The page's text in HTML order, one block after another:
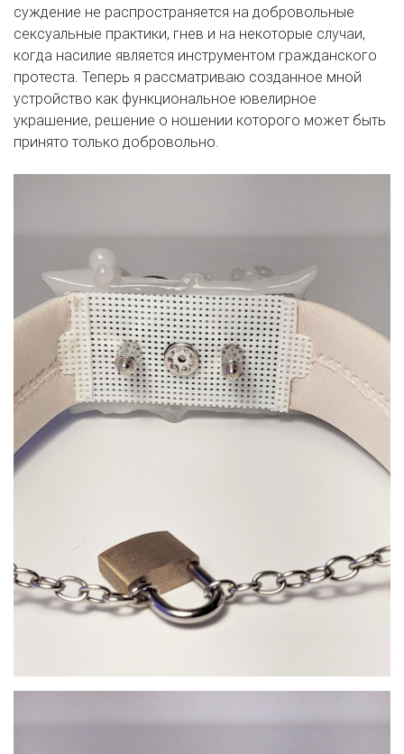
суждение не распространяется на добровольные
сексуальные практики, гнев и на некоторые случаи,
когда насилие является инструментом гражданского
протеста. Теперь я рассматриваю созданное мной
устройство как функциональное ювелирное
украшение, решение о ношении которого может быть
принято только добровольно.